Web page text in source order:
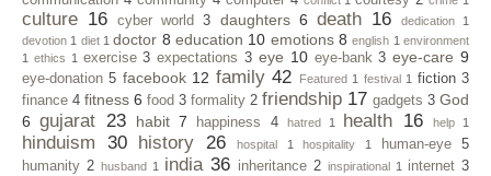
culture 16 cyber world 3 daughters 6 death 16 dedication
1
devotion 1 diet 1 doctor 8 education 10 emotions 8 english 1 environment
1 ethics 1 exercise 3 expectations 3 eye 10 eye-bank 3 eye-care 9
eye-donation 5 facebook 12 family 42 Featured 1 festival 1 fiction 3
finance 4 fitness 6 food 3 formality 2 friendship 17 gadgets 3 God
6 gujarat 23 habit 7 happiness 4 hatred 1 health 16 help 1
hinduism 30 history 26 hospital 1 hospitality 1 human-eye
5
humanity 2 husband 1 india 36 inheritance 2 inspirational 1 internet 3